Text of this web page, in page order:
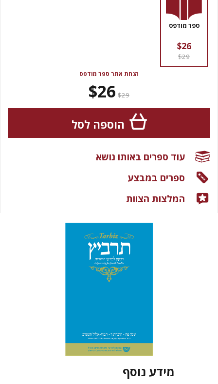
מידע נוסף
ספר מודפס
$26
$29
הנחת אתר ספר מודפס
$29
$26
הוספה לסל
עוד ספרים באותו נושא
ספרים במבצע
המלצות הצוות